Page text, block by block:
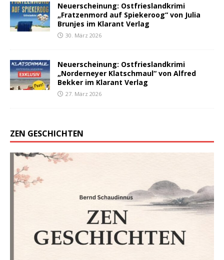
Neuerscheinung: Ostfrieslandkrimi
„Fratzenmord auf Spiekeroog“ von Julia
Brunjes im Klarant Verlag
30. März 2026
Neuerscheinung: Ostfrieslandkrimi
„Norderneyer Klatschmaul“ von Alfred
Bekker im Klarant Verlag
27. März 2026
ZEN GESCHICHTEN